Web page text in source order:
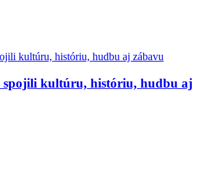
spojili kultúru, históriu, hudbu aj